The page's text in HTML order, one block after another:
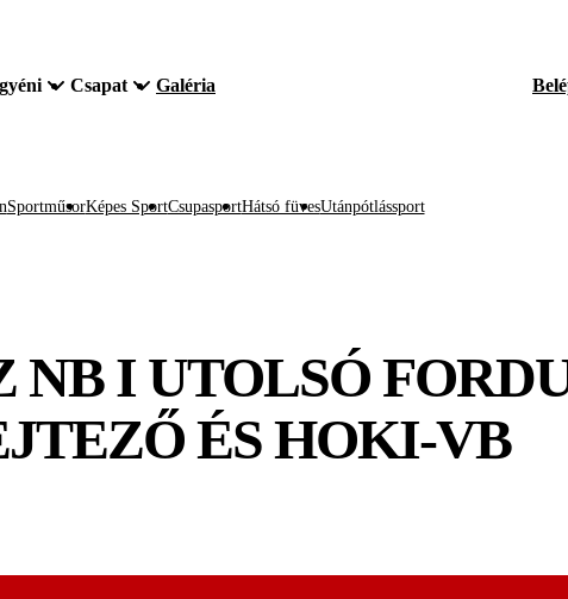
Csapat Galéria
SportműsorKépes SportCsupasportHátsó füvesUtánpótlássport
I UTOLSÓ
ÉS HOKI-VB